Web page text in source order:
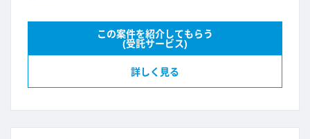
詳しく見る
この案件を紹介してもらう
(受託サービス)